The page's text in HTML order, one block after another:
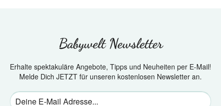
Babywelt Newsletter
Erhalte spektakuläre Angebote, Tipps und Neuheiten per E-Mail!
Melde Dich JETZT für unseren kostenlosen Newsletter an.